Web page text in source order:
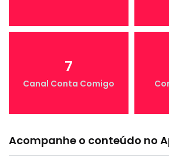
7
Canal Conta Comigo
Acompanhe o conteúdo no